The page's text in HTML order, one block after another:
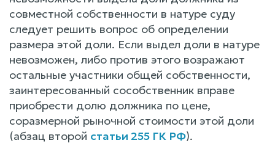
совместной собственности в натуре суду
следует решить вопрос об определении
размера этой доли. Если выдел доли в натуре
невозможен, либо против этого возражают
остальные участники общей собственности,
заинтересованный сособственник вправе
приобрести долю должника по цене,
соразмерной рыночной стоимости этой доли
(абзац второй статьи 255 ГК РФ).